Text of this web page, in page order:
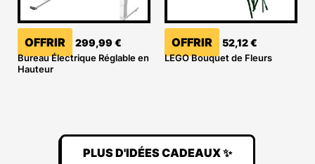
OFFRIR 299,99 €
Bureau Électrique Réglable en
Hauteur
OFFRIR 52,12€
LEGO Bouquet de Fleurs
PLUS D'IDÉES CADEAUX ✨